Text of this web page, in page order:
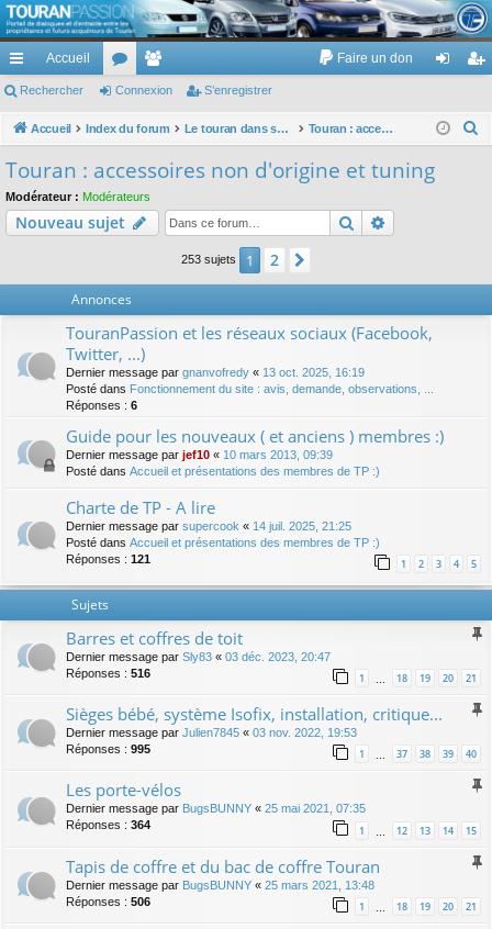
TouranPassion
Le forum des propriétaires ou futurs acquéreurs du Volkswagen Touran
cc
ès
pi
de
Accueil
or
u
e
m
Faire un don
ne nr
Rechercher Connexion S’enregistrer
Accueil Index du forum Le touran dans ses versions I (V1 V2 V3) et II ... Touran : accessoires non d'origine et tuning
Touran : accessoires non d'origine et tuning
Modérateur : Modérateurs
Nouveau sujet Rechercher
253 sujets 1 2
Annonces
TouranPassion et les réseaux sociaux (Facebook,
Twitter, ...)
Dernier message par gnanvofredy « 13 oct. 2025, 16:19
Posté dans Fonctionnement du site : avis, demande, observations, ...
Réponses : 6
Guide pour les nouveaux ( et anciens ) membres :)
Dernier message par jef10 « 10 mars 2013, 09:39
Posté dans Accueil et présentations des membres de TP :)
Charte de TP - A lire
Dernier message par supercook « 14 juil. 2025, 21:25
Posté dans Accueil et présentations des membres de TP :)
Réponses : 121 1 2 3 4 5
Sujets
Barres et coffres de toit
Dernier message par Sly83 « 03 déc. 2023, 20:47
Réponses : 516 1 … 18 19 20 21
Sièges bébé, système Isofix, installation, critique...
Dernier message par Julien7845 « 03 nov. 2022, 19:53
Réponses : 995 1 … 37 38 39 40
Les porte-vélos
Dernier message par BugsBUNNY « 25 mai 2021, 07:35
Réponses : 364 1 12 13 14 15
Tapis de coffre et du bac de coffre Touran
Dernier message par BugsBUNNY « 25 mars 2021, 13:48
Réponses : 506 1 18 19 20 21